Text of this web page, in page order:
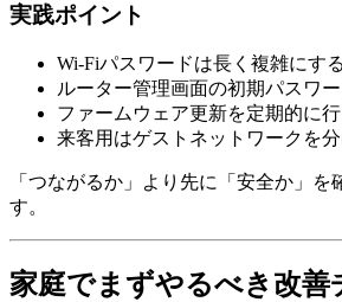
実践ポイント
Wi-Fiパスワードは長く複雑にす
ルーター管理画面の初期パスワ
ファームウェア更新を定期的に行
来客用はゲストネットワークを
「つながるか」より先に「安全か」を
す。
家庭でまずやるべき改善